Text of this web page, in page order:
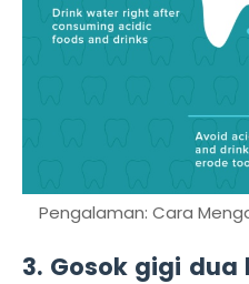
Pengalaman: Cara
3. Gosok gigi